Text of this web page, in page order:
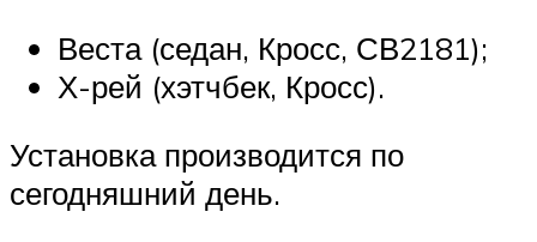
Веста (седан, Кросс, СВ2181);
Х-рей (хэтчбек, Кросс).
Установка производится по
сегодняшний день.